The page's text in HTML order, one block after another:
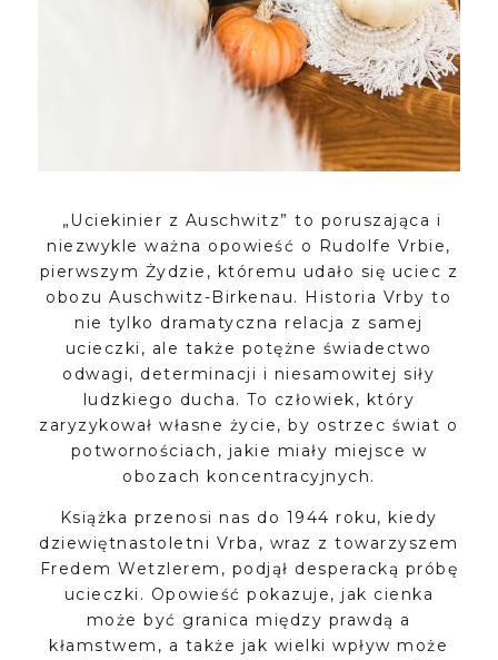
„Uciekinier z Auschwitz” to poruszająca i
niezwykle ważna opowieść o Rudolfe Vrbie,
pierwszym Żydzie, któremu udało się uciec z
obozu Auschwitz-Birkenau. Historia Vrby to
nie tylko dramatyczna relacja z samej
ucieczki, ale także potężne świadectwo
odwagi, determinacji i niesamowitej siły
ludzkiego ducha. To człowiek, który
zaryzykował własne życie, by ostrzec świat o
potwornościach, jakie miały miejsce w
obozach koncentracyjnych.
Książka przenosi nas do 1944 roku, kiedy
dziewiętnastoletni Vrba, wraz z towarzyszem
Fredem Wetzlerem, podjął desperacką próbę
ucieczki. Opowieść pokazuje, jak cienka
może być granica między prawdą a
kłamstwem, a także jak wielki wpływ może